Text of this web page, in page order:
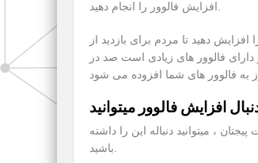
دهید تا مردم برای بازدید از
دارای فالوور های زیادی است صد در
، میتوانید دنباله این را داشته